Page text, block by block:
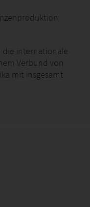
die internationale
Verbund von
mit insgesamt
mit
fördern.
ca. drei Milliarden